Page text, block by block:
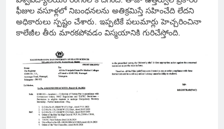
ఫీజుల వసూళ్లలో నిబంధనలను అతిక్రమిస్తే సహించేది లేదని
అధికారులు స్పష్టం చేశారు. ఇప్పటికే పలుమార్లు హెచ్చరించినా
కాలేజీల తీరు మారకపోవడం విస్మయానికి గురిచేస్తోంది.